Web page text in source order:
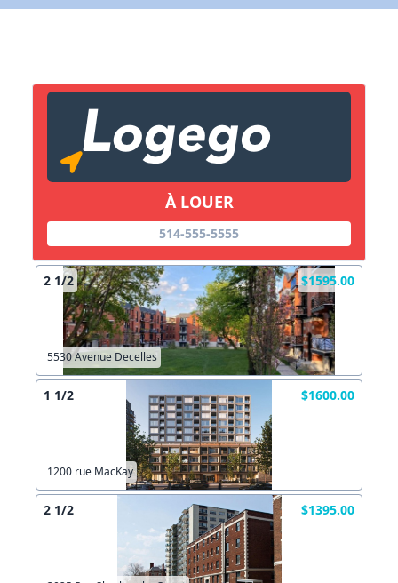
À LOUER
514-555-5555
2 1/2 $1595.00
5530 Avenue Decelles
1 1/2 $1600.00
1200 rue MacKay
2 1/2 $1395.00
X Fermer
Lien vers inscription (sera inclus dans courriel)
X Fermer Envoyez